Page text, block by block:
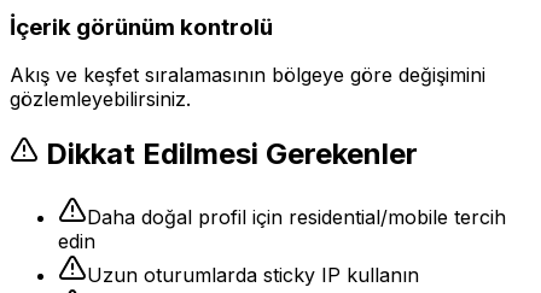
İçerik görünüm kontrolü
Akış ve keşfet sıralamasının bölgeye göre değişimini
gözlemleyebilirsiniz.
Dikkat Edilmesi Gerekenler
Daha doğal profil için residential/mobile tercih
edin
Uzun oturumlarda sticky IP kullanın